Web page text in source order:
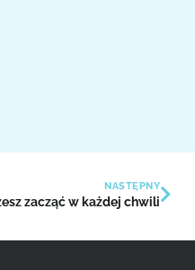
NASTĘPNY
zacząć w każdej chwili